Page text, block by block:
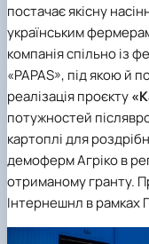
постачає якісну
українським
компанія спільно із
«PAPAS», під якою й
реалізація проєкту
потужностей
картоплі для
демоферм Агріко в
отриманому гранту.
Інтернешнл в рамках